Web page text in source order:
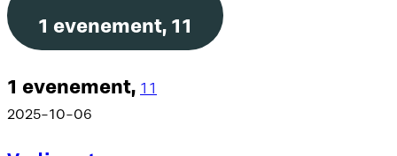
1 evenement, 11
1 evenement, 11
2025-10-06